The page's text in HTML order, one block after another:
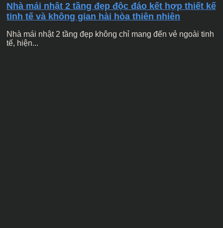
Nhà mái nhật 2 tầng đẹp độc đáo kết hợp thiết kế
tinh tế và không gian hài hòa thiên nhiên
Nhà mái nhật 2 tầng đẹp không chỉ mang đến vẻ ngoài tinh
tế, hiện...